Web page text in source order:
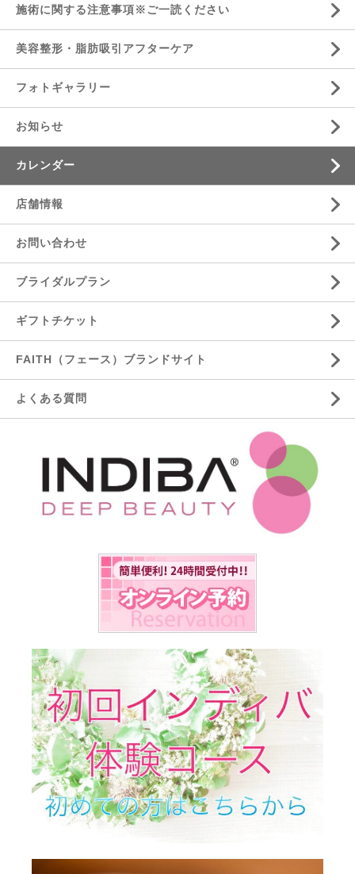
施術に関する注意事項※ご一読ください
美容整形・脂肪吸引アフターケア
フォトギャラリー
お知らせ
カレンダー
店舗情報
お問い合わせ
ブライダルプラン
ギフトチケット
FAITH（フェース）ブランドサイト
よくある質問